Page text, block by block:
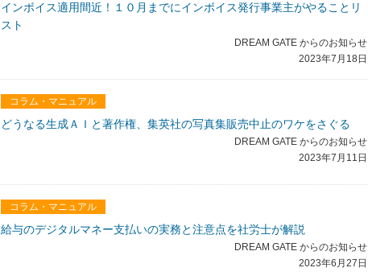
インボイス適用間近！１０月までにインボイス発行事業主がやることリ
スト
DREAM GATE からのお知らせ
2023年7月18日
コラム・マニュアル
どうなる生成ＡＩと著作権、集英社の写真集販売中止のワケをさぐる
DREAM GATE からのお知らせ
2023年7月11日
コラム・マニュアル
給与のデジタルマネー支払いの実務と注意点を社労士が解説
DREAM GATE からのお知らせ
2023年6月27日